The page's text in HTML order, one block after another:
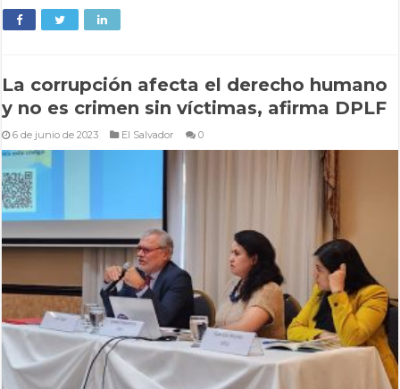
La corrupción afecta el derecho humano
y no es crimen sin víctimas, afirma DPLF
6 de junio de 2023 El Salvador 0